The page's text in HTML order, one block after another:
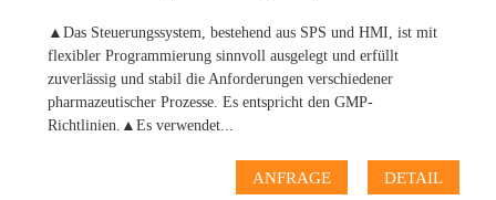
▲Das Steuerungssystem, bestehend aus SPS und HMI, ist mit
flexibler Programmierung sinnvoll ausgelegt und erfüllt
zuverlässig und stabil die Anforderungen verschiedener
pharmazeutischer Prozesse. Es entspricht den GMP-
Richtlinien.▲Es verwendet...
ANFRAGE DETAIL